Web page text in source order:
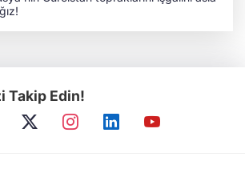
Takip Edin!